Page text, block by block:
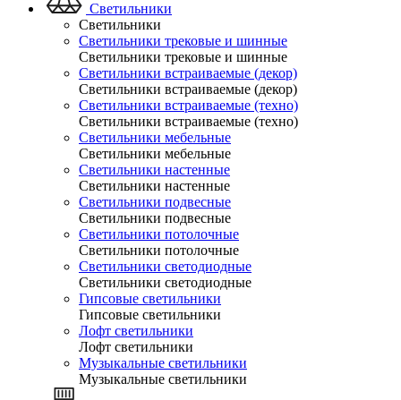
Светильники
Светильники
Светильники трековые и шинные
Светильники трековые и шинные
Светильники встраиваемые (декор)
Светильники встраиваемые (декор)
Светильники встраиваемые (техно)
Светильники встраиваемые (техно)
Светильники мебельные
Светильники мебельные
Светильники настенные
Светильники настенные
Светильники подвесные
Светильники подвесные
Светильники потолочные
Светильники потолочные
Светильники светодиодные
Светильники светодиодные
Гипсовые светильники
Гипсовые светильники
Лофт светильники
Лофт светильники
Музыкальные светильники
Музыкальные светильники